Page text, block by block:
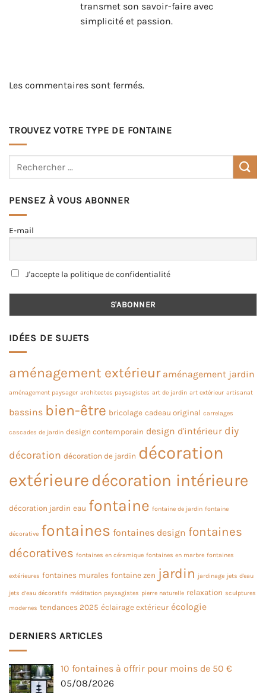
transmet son savoir-faire avec
simplicité et passion.
Les commentaires sont fermés.
TROUVEZ VOTRE TYPE DE FONTAINE
PENSEZ À VOUS ABONNER
E-mail
J'accepte la politique de confidentialité
IDÉES DE SUJETS
aménagement extérieur aménagement jardin
aménagement paysager architectes paysagistes art de jardin art extérieur artisanat
bassins bien-être bricolage cadeau original carrelages
cascades de jardin design contemporain design d'intérieur diy
décoration décoration de jardin décoration
extérieuredécoration intérieure
décoration jardin eau fontaine fontaine de jardin fontaine
décorative fontaines fontaines design fontaines
décoratives fontaines en céramique fontaines en marbre fontaines
extérieures fontaines murales fontaine zen jardin jardinage jets d'eau
jets d’eau décoratifs méditation paysagistes pierre naturelle relaxation sculptures
modernes tendances 2025 éclairage extérieur écologie
DERNIERS ARTICLES
10 fontaines à offrir pour moins de 50 €
05/08/2026